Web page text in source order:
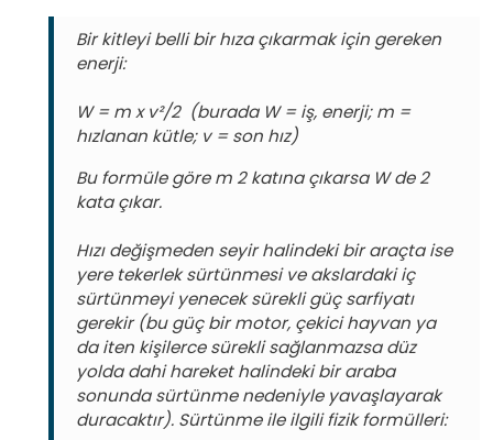
Bir kitleyi belli bir hıza çıkarmak için gereken
enerji:
W = m x v²/2 (burada W = iş, enerji; m =
hızlanan kütle; v = son hız)
Bu formüle göre m 2 katına çıkarsa W de 2
kata çıkar.
Hızı değişmeden seyir halindeki bir araçta ise
yere tekerlek sürtünmesi ve akslardaki iç
sürtünmeyi yenecek sürekli güç sarfiyatı
gerekir (bu güç bir motor, çekici hayvan ya
da iten kişilerce sürekli sağlanmazsa düz
yolda dahi hareket halindeki bir araba
sonunda sürtünme nedeniyle yavaşlayarak
duracaktır). Sürtünme ile ilgili fizik formülleri: